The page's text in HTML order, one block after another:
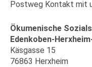
Postweg Kontakt mit
Ökumenische
Edenkoben-
Käsgasse 15
76863 Herxheim